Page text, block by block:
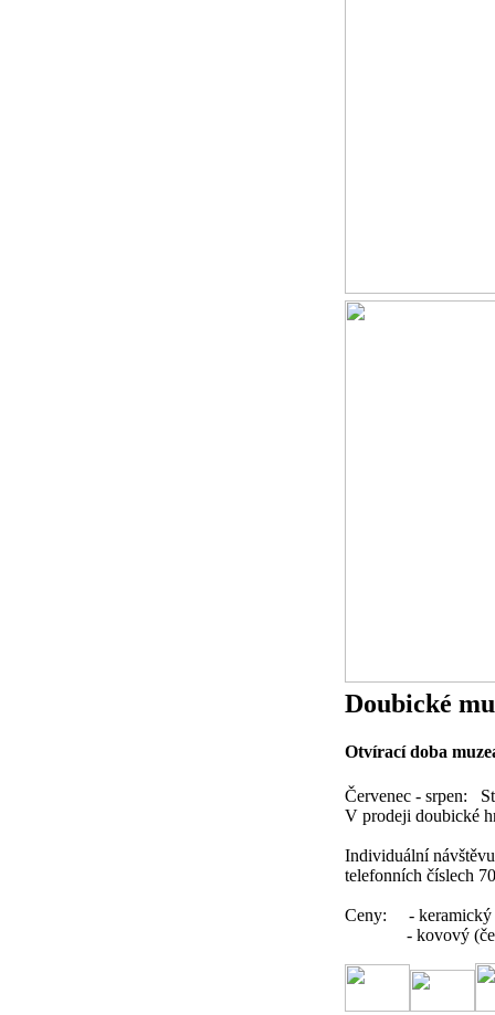
Doubické
Otvírací doba
Červenec - srpen:
V prodeji doubické
Individuální
telefonních číslech
Ceny: -
- kovový